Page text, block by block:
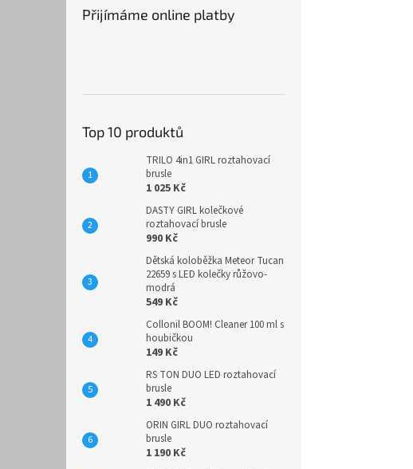
Přijímáme online platby
Top 10 produktů
TRILO 4in1 GIRL roztahovací
brusle
1 025 Kč
DASTY GIRL kolečkové
roztahovací brusle
990 Kč
Dětská koloběžka Meteor Tucan
22659 s LED kolečky růžovo-
modrá
549 Kč
Collonil BOOM! Cleaner 100 ml s
houbičkou
149 Kč
RS TON DUO LED roztahovací
brusle
1 490 Kč
ORIN GIRL DUO roztahovací
brusle
1 190 Kč